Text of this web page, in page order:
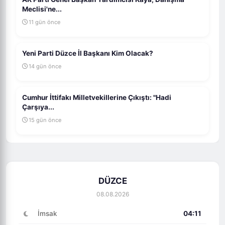
Meclisi'ne...
11 gün önce
Yeni Parti Düzce İl Başkanı Kim Olacak?
14 gün önce
Cumhur İttifakı Milletvekillerine Çıkıştı: "Hadi
Çarşıya...
15 gün önce
DÜZCE
08.08.2026
İmsak 04:11